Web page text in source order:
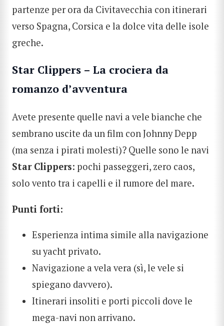
partenze per ora da Civitavecchia con itinerari
verso Spagna, Corsica e la dolce vita delle isole
greche.
Star Clippers – La crociera da
romanzo d’avventura
Avete presente quelle navi a vele bianche che
sembrano uscite da un film con Johnny Depp
(ma senza i pirati molesti)? Quelle sono le navi
Star Clippers: pochi passeggeri, zero caos,
solo vento tra i capelli e il rumore del mare.
Punti forti:
Esperienza intima simile alla navigazione
su yacht privato.
Navigazione a vela vera (sì, le vele si
spiegano davvero).
Itinerari insoliti e porti piccoli dove le
mega-navi non arrivano.